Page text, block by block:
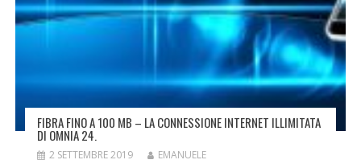
FIBRA FINO A 100 MB – LA CONNESSIONE INTERNET ILLIMITATA
DI OMNIA 24.
2 SETTEMBRE 2019 EMANUELE